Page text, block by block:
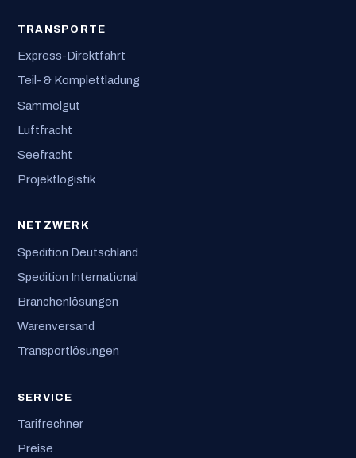
TRANSPORTE
Express-Direktfahrt
Teil- & Komplettladung
Sammelgut
Luftfracht
Seefracht
Projektlogistik
NETZWERK
Spedition Deutschland
Spedition International
Branchenlösungen
Warenversand
Transportlösungen
SERVICE
Tarifrechner
Preise